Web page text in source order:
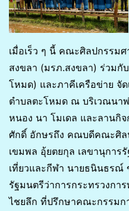
เมื่อเร็ว ๆ นี้ คณะศิลปกรรม
สงขลา (มรภ.สงขลา) ร่วมกั
โหมด) และภาคีเครือข่าย จั
ตำบลตะโหมด ณ บริเวณนา
หนอง นา โมเดล และลานกิ
ศักดิ์ อักษรถึง คณบดีคณะศิล
เขมพล อุ้ยตยกุล เลขานุการ
เที่ยวและกีฬา นายธนินธร
รัฐมนตรีว่าการกระทรวงกา
ไชยลึก ที่ปรึกษาคณะกรรม